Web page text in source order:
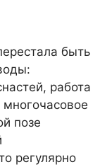
быть
работа
позе
регулярно